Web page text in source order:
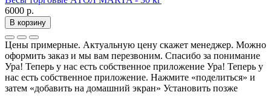
6000 р.
В корзину
Цены примерные. Актуальную цену скажет менеджер. Можно
оформить заказ и мы вам перезвоним. Спасибо за понимание
Ура! Теперь у нас есть собственное приложение Ура! Теперь у
нас есть собственное приложение. Нажмите «поделиться» и
затем «добавить на домашний экран» Установить позже